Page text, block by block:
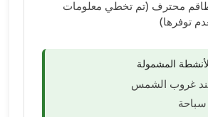
محترف (تم تخطي معلومات
توفرها)
المشمولة
غروب الشمس